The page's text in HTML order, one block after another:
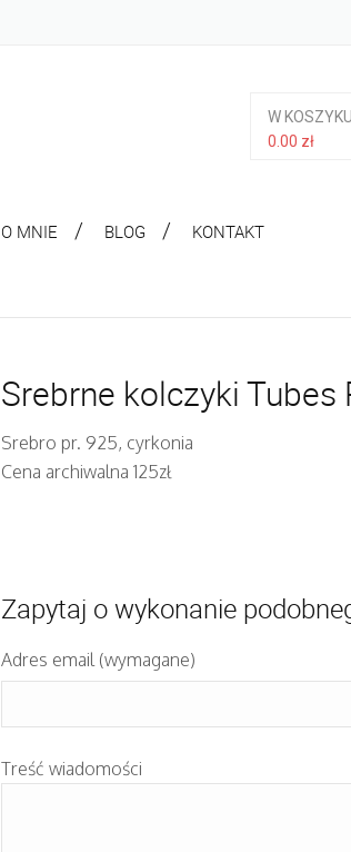
W KOSZYKU
0.00 zł
O MNIE BLOG KONTAKT
Srebrne kolczyki Tubes
Srebro pr. 925, cyrkonia
Cena archiwalna 125zł
Zapytaj o wykonanie
Adres email (wymagane)
Treść wiadomości